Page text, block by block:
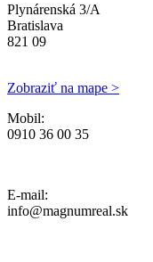
Plynárenská 3/A
Bratislava
821 09
Zobraziť na mape >
Mobil:
0910 36 00 35
E-mail:
info@magnumreal.sk